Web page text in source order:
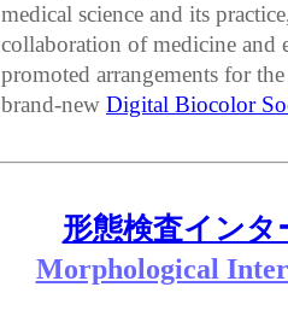
medical science and its
collaboration of medicine and
promoted arrangements for
brand-new Digital Biocolor
形態検査イン
Morphological